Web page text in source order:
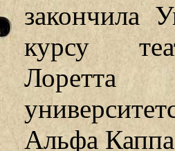
закончила
курсу
Лоретта
Альфа